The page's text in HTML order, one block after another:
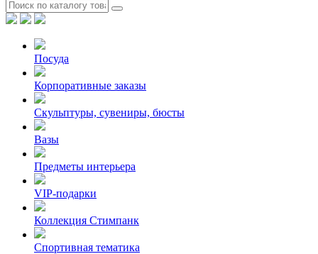
Посуда
Корпоративные заказы
Скульптуры, сувениры, бюсты
Вазы
Предметы интерьера
VIP-подарки
Коллекция Стимпанк
Спортивная тематика